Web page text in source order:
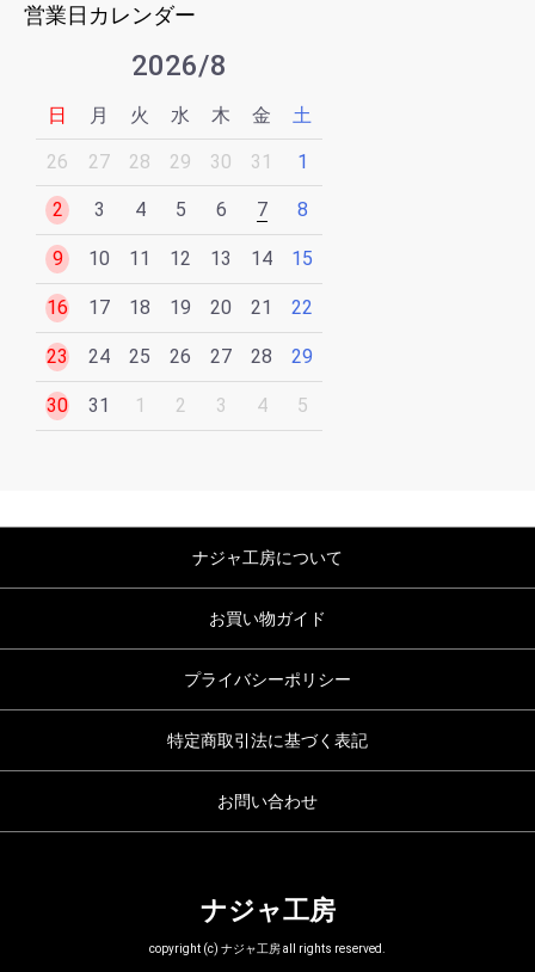
営業日カレンダー
2026/8
日 月 火 水 木 金 土
26 27 28 29 30 31 1
2 3 4 5 6 7 8
9 10 11 12 13 14 15
16 17 18 19 20 21 22
23 24 25 26 27 28 29
30 31 1 2 3 4 5
ナジャ工房について
お買い物ガイド
プライバシーポリシー
特定商取引法に基づく表記
お問い合わせ
ナジャ工房
copyright (c) ナジャ工房 all rights reserved.